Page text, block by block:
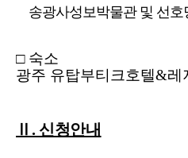
송광사성보박물관 및 선호
□ 숙소
광주 유탑부티크호텔&레
Ⅱ. 신청안내